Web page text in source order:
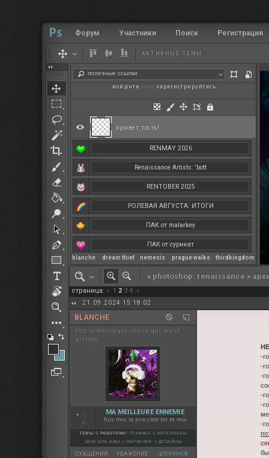
RENMAY 2026
Renaissance Artists: 'bott
RENTOBER 2025
РОЛЕВАЯ АВГУСТА: ИТОГИ
ПАК от malarkey
ПАК от сурикат
РЕНМАЙ
РОЛЕВАЯ МАРТА: ИТОГИ
полезные ссылки
blanche – dream thief– nemesis – prague walks– thirdkingdom
Форум Участники Поиск Регистрация
АКТИВНЫЕ ТЕМЫ
привет, гость!
войдите или зарегистрируйтесь
» photoshop: renaissance »
страница: « 1 2 3 4 »
21.09.2024 15:18:02
BLANCHE
t'es la meilleure chose qui m'est
arrivée
MA MEILLEURE ENNEMIE
fuis-moi, le pire, c'est toi et moi
ТЕМЫ С РАБОТАМИ: ГРАФИКА ◇ МАТЕРИАЛЫ
ЗАКАЗАТЬ АВЫ ◇ОБУЧЕНИЕ ◇ ДИЗАЙНЫ
СООБЩЕНИЙ:
УВАЖЕНИЕ:
ФЛОРИНОВ:
-
-
-
-
-
-